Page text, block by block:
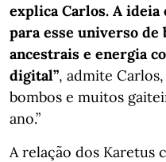
explica Carlos. A
para esse universo de
ancestrais e energia
digital”, admite
bombos e muitos
ano.”
A relação dos Karetus